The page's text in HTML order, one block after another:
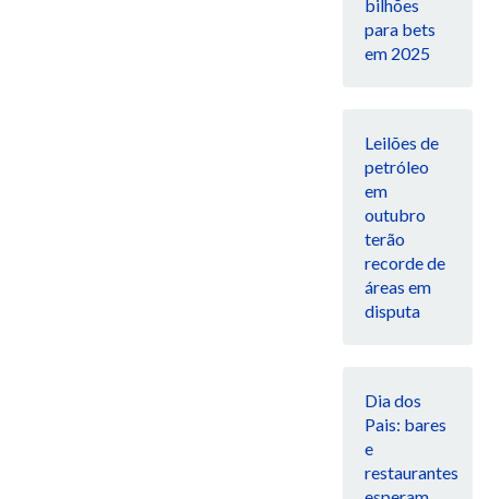
bilhões
para bets
em 2025
Leilões de
petróleo
em
outubro
terão
recorde de
áreas em
disputa
Dia dos
Pais: bares
e
restaurantes